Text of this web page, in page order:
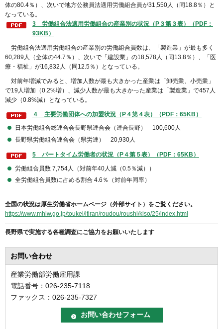
体の80.4％）、次いで地方公務員法適用労働組合員が31,550人（同18.8％）と
なっている。
3 労働組合法適用労働組合の産業別の状況（P３第３表）（PDF：
93KB）
労働組合法適用労働組合の産業別の労働組合員数は、「製造業」が最も多く
60,289人（全体の44.7％）、次いで「建設業」の18,578人（同13.8％）、「医
療・福祉」が16,832人（同12.5％）となっている。
対前年増減でみると、増加人数が最も大きかった産業は「卸売業、小売業」
で19人増加（0.2%増）、減少人数が最も大きかった産業は「製造業」で457人
減少（0.8%減）となっている。
４ 主要労働団体への加盟状況（P４第４表）（PDF：65KB）
日本労働組合総連合会長野県連合会（連合長野） 100,600人
長野県労働組合連合会（県労連） 20,930人
5 パートタイム労働者の状況（P４第５表）（PDF：65KB）
労働組合員数 7,754人（対前年40人減（0.5％減））
全労働組合員数に占める割合 4.6％（対前年同率）
全国の状況は厚生労働省ホームページ（外部サイト）をご覧ください。
https://www.mhlw.go.jp/toukei/itiran/roudou/roushi/kiso/25/index.html
長野県で実施する各種調査にご協力をお願いいたします
お問い合わせ
産業労働部労働雇用課
電話番号：026-235-7118
ファックス：026-235-7327